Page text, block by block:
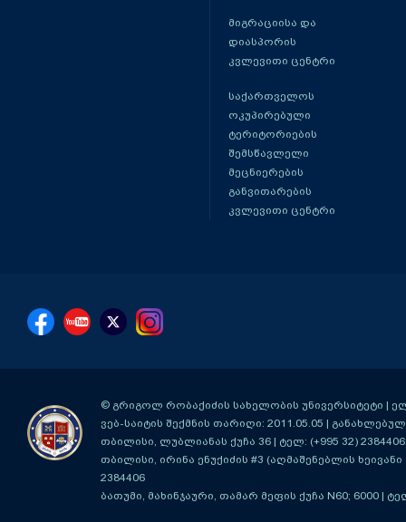
მიგრაციისა და
დიასპორის
კვლევითი ცენტრი
საქართველოს
ოკუპირებული
ტერიტორიების
შემსწავლელი
მეცნიერების
განვითარების
კვლევითი ცენტრი
© გრიგოლ რობაქიძის სახელობის უნივერსიტეტი |
ვებ-საიტის შექმნის თარიღი: 2011.05.05 |
თბილისი, ლუბლიანას ქუჩა 36 | ტელ: (+995 32)
თბილისი, ირინა ენუქიძის #3 (აღმაშენებლის ხეივანი
2384406
ბათუმი, მახინჯაური, თამარ მეფის ქუჩა N60; 6000 |